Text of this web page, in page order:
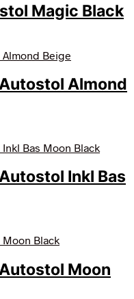
Magic Black
Almond
Inkl Bas
Moon